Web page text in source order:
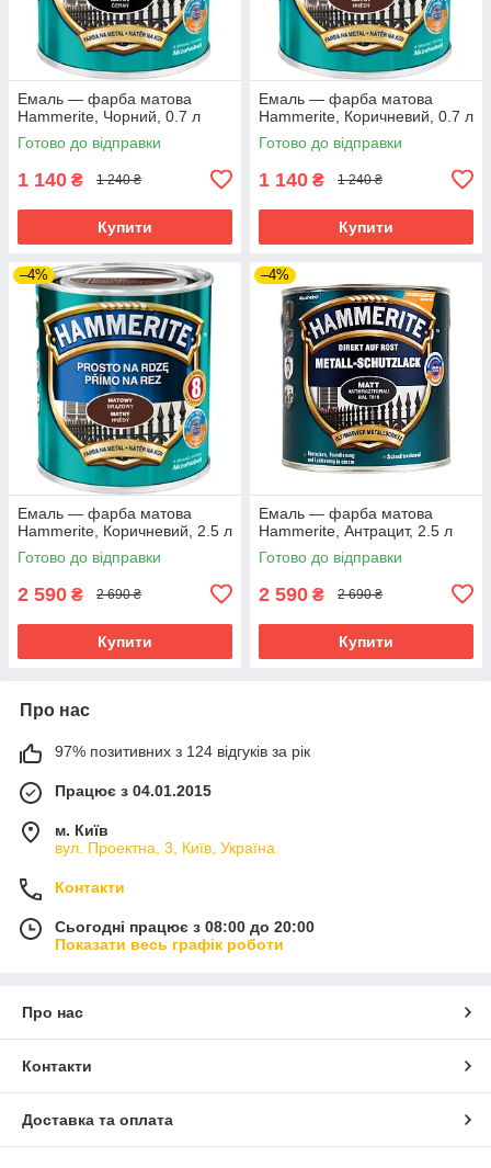
Емаль — фарба матова
Hammerite, Чорний, 0.7 л
Готово до відправки
1 140 ₴ 1 240 ₴
Купити
Емаль — фарба матова
Hammerite, Коричневий, 0.7 л
Готово до відправки
1 140 ₴ 1 240 ₴
Купити
–4%
Емаль — фарба матова
Hammerite, Коричневий, 2.5 л
Готово до відправки
2 590 ₴ 2 690 ₴
Купити
–4%
Емаль — фарба матова
Hammerite, Антрацит, 2.5 л
Готово до відправки
2 590 ₴ 2 690 ₴
Купити
Про нас
97% позитивних з 124 відгуків за рік
Працює з 04.01.2015
м. Київ
вул. Проектна, 3, Київ, Україна
Контакти
Сьогодні працює з 08:00 до 20:00
Показати весь графік роботи
Про нас
Контакти
Доставка та оплата